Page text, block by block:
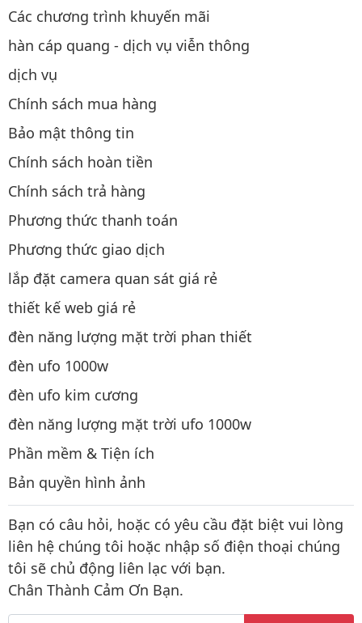
Các chương trình khuyến mãi
hàn cáp quang - dịch vụ viễn thông
dịch vụ
Chính sách mua hàng
Bảo mật thông tin
Chính sách hoàn tiền
Chính sách trả hàng
Phương thức thanh toán
Phương thức giao dịch
lắp đặt camera quan sát giá rẻ
thiết kế web giá rẻ
đèn năng lượng mặt trời phan thiết
đèn ufo 1000w
đèn ufo kim cương
đèn năng lượng mặt trời ufo 1000w
Phần mềm & Tiện ích
Bản quyền hình ảnh
Bạn có câu hỏi, hoặc có yêu cầu đặt biệt vui lòng
liên hệ chúng tôi hoặc nhập số điện thoại chúng
tôi sẽ chủ động liên lạc với bạn.
Chân Thành Cảm Ơn Bạn.